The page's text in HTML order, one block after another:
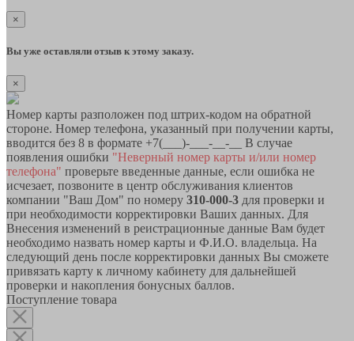
×
Вы уже оставляли отзыв к этому заказу.
×
Номер карты разположен под штрих-кодом на обратной
стороне. Номер телефона, указанный при получении карты,
вводится без 8 в формате +7(___)-___-__-__ В случае
появления ошибки "Неверный номер карты и/или номер
телефона" проверьте введенные данные, если ошибка не
исчезает, позвоните в центр обслуживания клиентов
компании "Ваш Дом" по номеру 310-000-3 для проверки и
при необходимости корректировки Ваших данных. Для
Внесения изменений в реистрационные данные Вам будет
необходимо назвать номер карты и Ф.И.О. владельца. На
следующий день после корректировки данных Вы сможете
привязать карту к личному кабинету для дальнейшей
проверки и накопления бонусных баллов.
Поступление товара